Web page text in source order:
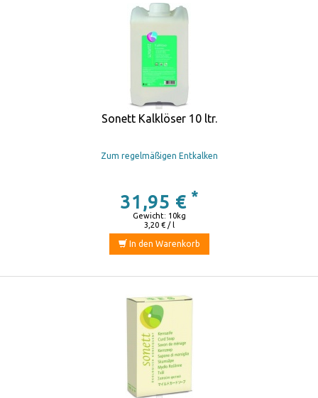
Sonett Kalklöser 10 ltr.
Zum regelmäßigen Entkalken
31,95 € *
3,20 € / l
Gewicht: 10kg
In den Warenkorb